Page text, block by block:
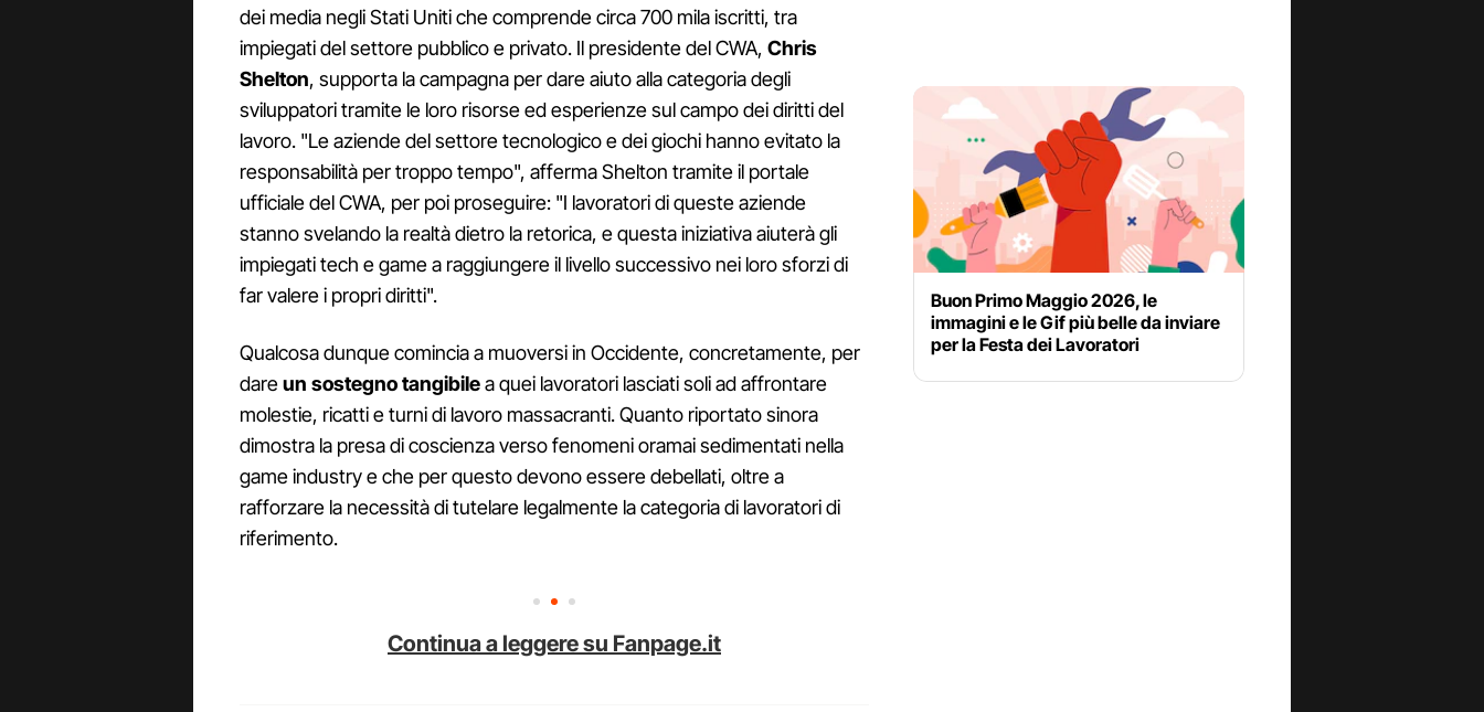
dei media negli Stati Uniti che comprende circa 700 mila iscritti, tra
impiegati del settore pubblico e privato. Il presidente del CWA, Chris
Shelton, supporta la campagna per dare aiuto alla categoria degli
sviluppatori tramite le loro risorse ed esperienze sul campo dei diritti del
lavoro. "Le aziende del settore tecnologico e dei giochi hanno evitato la
responsabilità per troppo tempo", afferma Shelton tramite il portale
ufficiale del CWA, per poi proseguire: "I lavoratori di queste aziende
stanno svelando la realtà dietro la retorica, e questa iniziativa aiuterà gli
impiegati tech e game a raggiungere il livello successivo nei loro sforzi di
far valere i propri diritti".
Qualcosa dunque comincia a muoversi in Occidente, concretamente, per
dareun sostegno tangibilea quei lavoratori lasciati soli ad affrontare
molestie, ricatti e turni di lavoro massacranti. Quanto riportato sinora
dimostra la presa di coscienza verso fenomeni oramai sedimentati nella
game industry e che per questo devono essere debellati, oltre a
rafforzare la necessità di tutelare legalmente la categoria di lavoratori di
riferimento.
Continua a leggere su Fanpage.it
Buon Primo Maggio 2026, le
immagini e le Gif più belle da inviare
per la Festa dei Lavoratori